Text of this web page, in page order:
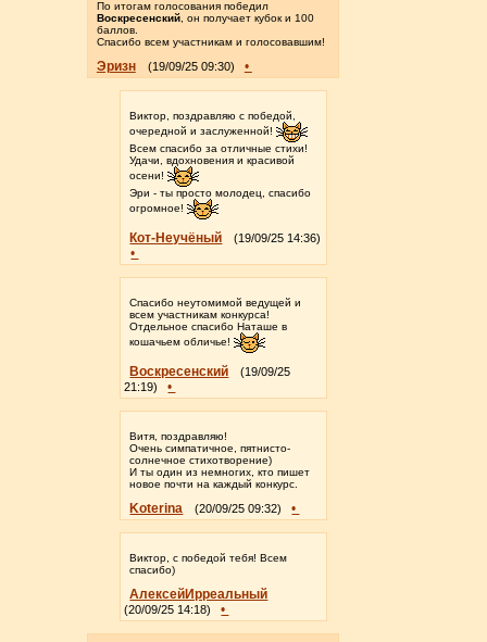
По итогам голосования победил
Воскресенский, он получает кубок и 100
баллов.
Спасибо всем участникам и голосовавшим!
Эризн (19/09/25 09:30) •
Виктор, поздравляю с победой,
очередной и заслуженной!
Всем спасибо за отличные стихи!
Удачи, вдохновения и красивой
осени!
Эри - ты просто молодец, спасибо
огромное!
Кот-Неучёный (19/09/25 14:36)
•
Спасибо неутомимой ведущей и
всем участникам конкурса!
Отдельное спасибо Наташе в
кошачьем обличье!
Воскресенский
(19/09/25
21:19)
•
Витя, поздравляю!
Очень симпатичное, пятнисто-
солнечное стихотворение)
И ты один из немногих, кто пишет
новое почти на каждый конкурс.
Koterina (20/09/25 09:32) •
Виктор, с победой тебя! Всем
спасибо)
АлексейИрреальный
(20/09/25 14:18) •